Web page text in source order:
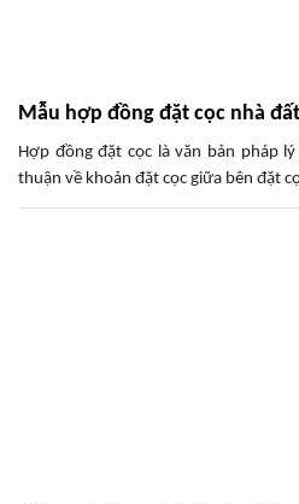
Mẫu hợp đồng đặt cọc nhà đất
Hợp đồng đặt cọc là văn bản pháp
thuận về khoản đặt cọc giữa bên đặt